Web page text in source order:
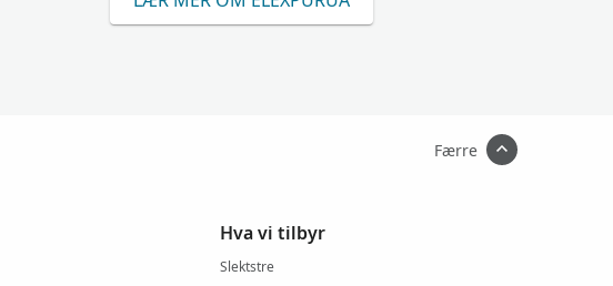
Færre
Hva vi tilbyr
Slektstre